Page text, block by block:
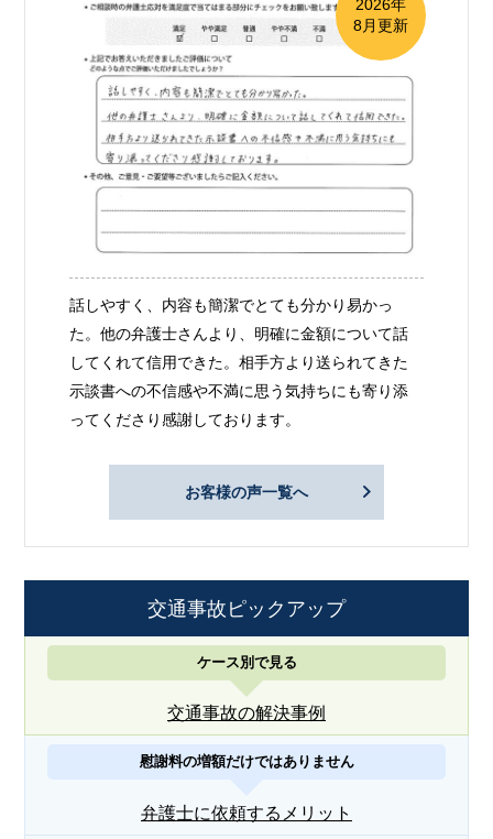
2026年
8月更新
話しやすく、内容も簡潔でとても分かり易かっ
た。他の弁護士さんより、明確に金額について話
してくれて信用できた。相手方より送られてきた
示談書への不信感や不満に思う気持ちにも寄り添
ってくださり感謝しております。
お客様の声一覧へ
交通事故ピックアップ
ケース別で見る
交通事故の解決事例
慰謝料の増額だけではありません
弁護士に依頼するメリット